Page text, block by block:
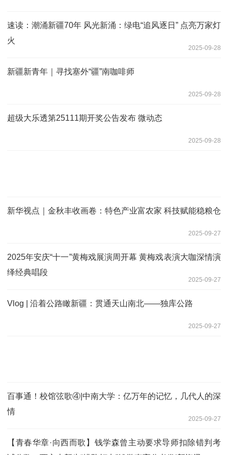
速读：潮涌新疆70年 风光新涌：绿电“追风逐日” 点亮万家灯
火
2025-09-28
新疆新青年｜寻找塞外“疆”南咖啡师
2025-09-28
超级大乐透第25111期开奖公告发布 微动态
2025-09-28
新华视点｜金秋丰收画卷：特色产业富农家 科技赋能稳粮仓
2025-09-27
2025年安庆“十一”黄梅戏展演周开幕 黄梅戏表演大咖深情演
绎经典唱段
2025-09-27
Vlog | 沿着公路瞰新疆：贯通天山南北——独库公路
2025-09-27
百事通！校馆弦歌④|中南大学：亿万年的记忆，几代人的深
情
2025-09-27
【青春华章·向西而歌】钱学森曾主动要求导师扣除错判考